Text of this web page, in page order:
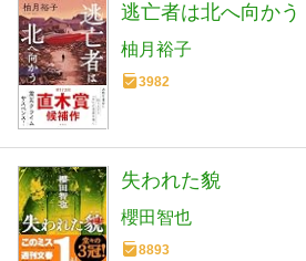
逃亡者は北へ向かう
柚月裕子
3982
失われた貌
櫻田智也
8893